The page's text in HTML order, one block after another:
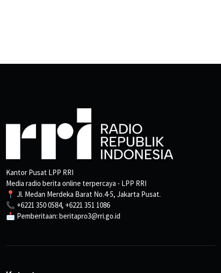
Kantor Pusat LPP RRI
Media radio berita online terpercaya - LPP RRI
📍 Jl. Medan Merdeka Barat No.4-5, Jakarta Pusat.
📞 +6221 350 0584, +6221 351 1086
📩 Pemberitaan: beritapro3@rri.go.id